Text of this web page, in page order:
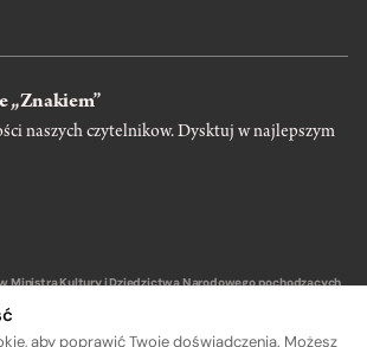
„Znakiem”
naszych czytelnikow. Dysktuj w najlepszym
Ministra Kultury i Dziedzictwa Narodowego pochodzących
aby poprawić Twoje doświadczenia. Możesz